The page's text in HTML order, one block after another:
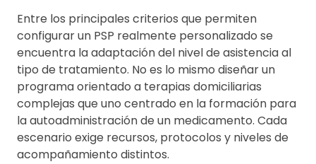
Entre los principales criterios que permiten
configurar un PSP realmente personalizado se
encuentra la adaptación del nivel de asistencia al
tipo de tratamiento. No es lo mismo diseñar un
programa orientado a terapias domiciliarias
complejas que uno centrado en la formación para
la autoadministración de un medicamento. Cada
escenario exige recursos, protocolos y niveles de
acompañamiento distintos.